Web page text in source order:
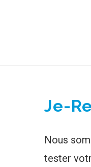
Je-
Nous
tester